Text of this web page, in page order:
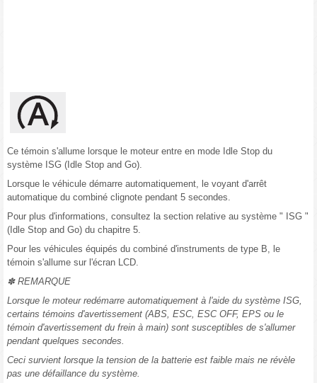
Ce témoin s'allume lorsque le moteur entre en mode Idle Stop du
système ISG (Idle Stop and Go).
Lorsque le véhicule démarre automatiquement, le voyant d'arrêt
automatique du combiné clignote pendant 5 secondes.
Pour plus d'informations, consultez la section relative au système " ISG "
(Idle Stop and Go) du chapitre 5.
Pour les véhicules équipés du combiné d'instruments de type B, le
témoin s'allume sur l'écran LCD.
✽ REMARQUE
Lorsque le moteur redémarre automatiquement à l'aide du système ISG,
certains témoins d'avertissement (ABS, ESC, ESC OFF, EPS ou le
témoin d'avertissement du frein à main) sont susceptibles de s'allumer
pendant quelques secondes.
Ceci survient lorsque la tension de la batterie est faible mais ne révèle
pas une défaillance du système.